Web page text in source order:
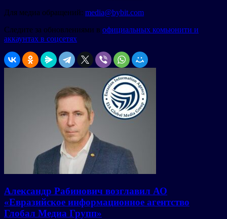
Для медиа обращений: media@bybit.com
Следите за обновлениями в официальных комьюнити и
аккаунтах в соцсетях
Александр Рабинович возглавил АО
«Евразийское информационное агентство
Глобал Медиа Групп»